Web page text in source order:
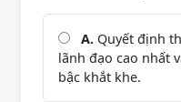
A. Quyết định
lãnh đạo cao nhất
bậc khắt khe.